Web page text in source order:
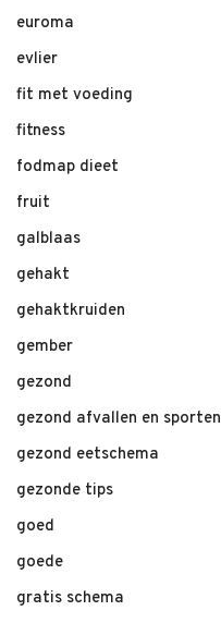
euroma
evlier
fit met voeding
fitness
fodmap dieet
fruit
galblaas
gehakt
gehaktkruiden
gember
gezond
gezond afvallen en sporten
gezond eetschema
gezonde tips
goed
goede
gratis schema